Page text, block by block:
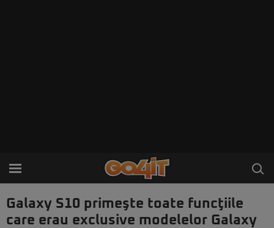
Galaxy S10 primeşte toate funcţiile
care erau exclusive modelelor Galaxy